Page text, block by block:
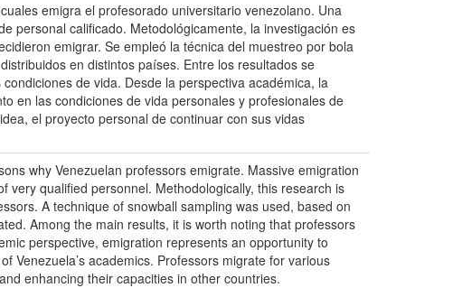
emigra el profesorado universitario venezolano. Una
personal calificado. Metodológicamente, la investigación es
emigrar. Se empleó la técnica del muestreo por bola
en distintos países. Entre los resultados se
de vida. Desde la perspectiva académica, la
en las condiciones de vida personales y profesionales de
el proyecto personal de continuar con sus vidas
why Venezuelan professors emigrate. Massive emigration
very qualified personnel. Methodologically, this research is
A technique of snowball sampling was used, based on
Among the main results, it is worth noting that professors
perspective, emigration represents an opportunity to
Venezuela’s academics. Professors migrate for various
enhancing their capacities in other countries.